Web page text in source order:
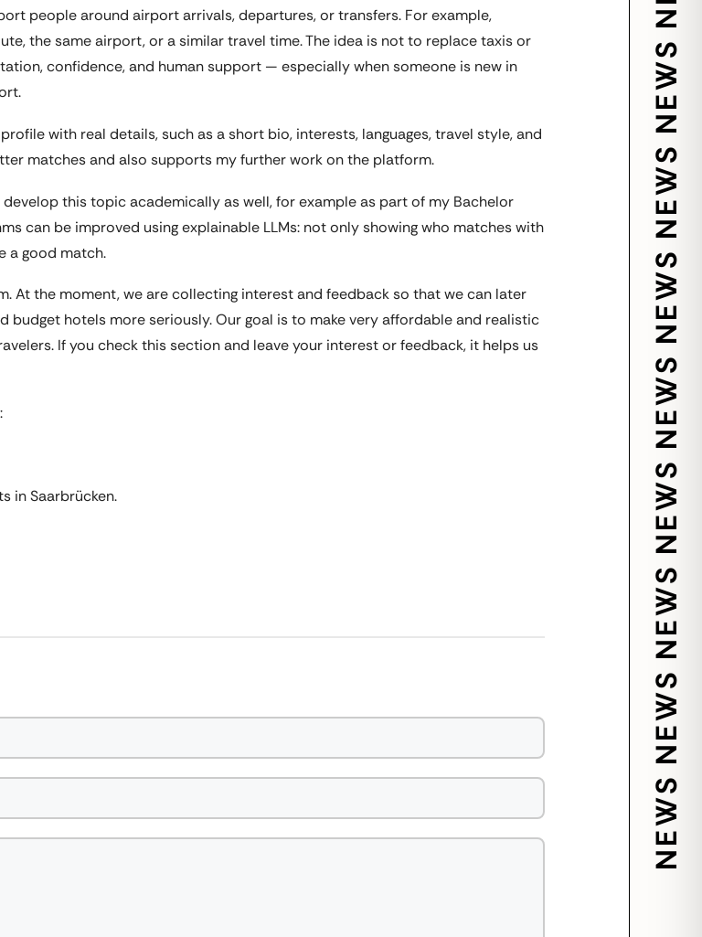
people around airport arrivals, departures, or transfers. For example,
the same airport, or a similar travel time. The idea is not to replace taxis or
confidence, and human support — especially when someone is new in
with real details, such as a short bio, interests, languages, travel style, and
matches and also supports my further work on the platform.
this topic academically as well, for example as part of my Bachelor
can be improved using explainable LLMs: not only showing who matches with
a good match.
At the moment, we are collecting interest and feedback so that we can later
hotels more seriously. Our goal is to make very affordable and realistic
If you check this section and leave your interest or feedback, it helps us
in Saarbrücken.